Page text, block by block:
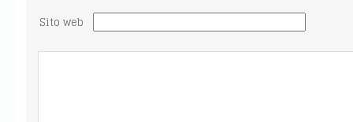
Sito web